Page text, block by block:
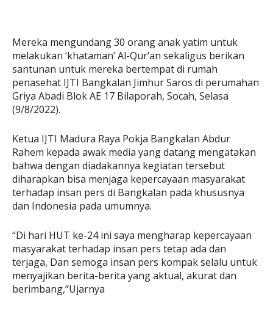
Mereka mengundang 30 orang anak yatim untuk
melakukan ‘khataman’ Al-Qur’an sekaligus berikan
santunan untuk mereka bertempat di rumah
penasehat IJTI Bangkalan Jimhur Saros di perumahan
Griya Abadi Blok AE 17 Bilaporah, Socah, Selasa
(9/8/2022).
Ketua IJTI Madura Raya Pokja Bangkalan Abdur
Rahem kepada awak media yang datang mengatakan
bahwa dengan diadakannya kegiatan tersebut
diharapkan bisa menjaga kepercayaan masyarakat
terhadap insan pers di Bangkalan pada khususnya
dan Indonesia pada umumnya.
“Di hari HUT ke-24 ini saya mengharap kepercayaan
masyarakat terhadap insan pers tetap ada dan
terjaga, Dan semoga insan pers kompak selalu untuk
menyajikan berita-berita yang aktual, akurat dan
berimbang,”Ujarnya